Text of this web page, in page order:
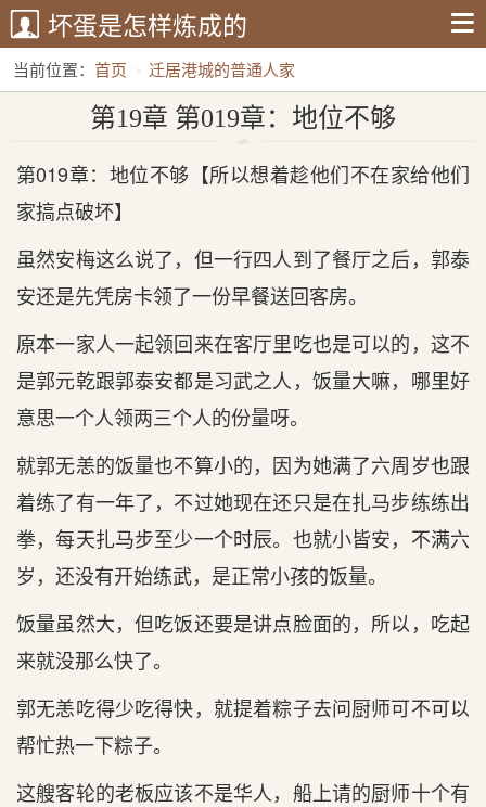
坏蛋是怎样炼成的
当前位置： 首页
迁居港城的普通人家
第19章 第019章：地位不够
第19章 第019章：地位不够
第019章：地位不够【所以想着趁他们不在家给他们
家搞点破坏】
虽然安梅这么说了，但一行四人到了餐厅之后，郭泰
安还是先凭房卡领了一份早餐送回客房。
原本一家人一起领回来在客厅里吃也是可以的，这不
是郭元乾跟郭泰安都是习武之人，饭量大嘛，哪里好
意思一个人领两三个人的份量呀。
就郭无恙的饭量也不算小的，因为她满了六周岁也跟
着练了有一年了，不过她现在还只是在扎马步练练出
拳，每天扎马步至少一个时辰。也就小皆安，不满六
岁，还没有开始练武，是正常小孩的饭量。
饭量虽然大，但吃饭还要是讲点脸面的，所以，吃起
来就没那么快了。
郭无恙吃得少吃得快，就提着粽子去问厨师可不可以
帮忙热一下粽子。
这艘客轮的老板应该不是华人，船上请的厨师十个有